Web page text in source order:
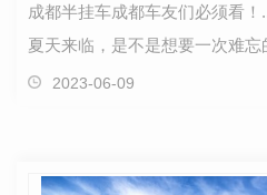
成都半挂车成都车友们必须看
夏天来临，是不是想要一次难
的住宿而烦恼吗？如果您是个车
2023-06-09